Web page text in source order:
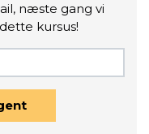
næste gang vi
kursus!